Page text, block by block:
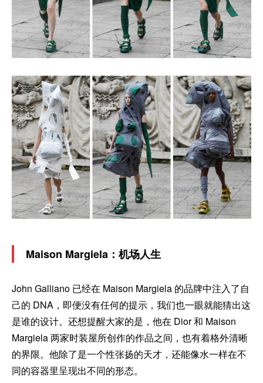
Maison Margiela：机场人生
John Galliano 已经在 Maison Margiela 的品牌中注入了自
己的 DNA，即便没有任何的提示，我们也一眼就能猜出这
是谁的设计。还想提醒大家的是，他在 Dior 和 Maison
Margiela 两家时装屋所创作的作品之间，也有着格外清晰
的界限。他除了是一个性张扬的天才，还能像水一样在不
同的容器里呈现出不同的形态。